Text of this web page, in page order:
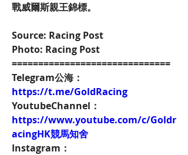
戰威爾斯親王錦標。
Source: Racing Post
Photo: Racing Post
==============================
Telegram公海：
https://t.me/GoldRacing
YoutubeChannel：
https://www.youtube.com/c/Goldr
acingHK競馬知舍
Instagram：